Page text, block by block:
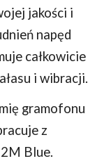
jakości i
napęd
całkowicie
i wibracji.
gramofonu
z
Blue.